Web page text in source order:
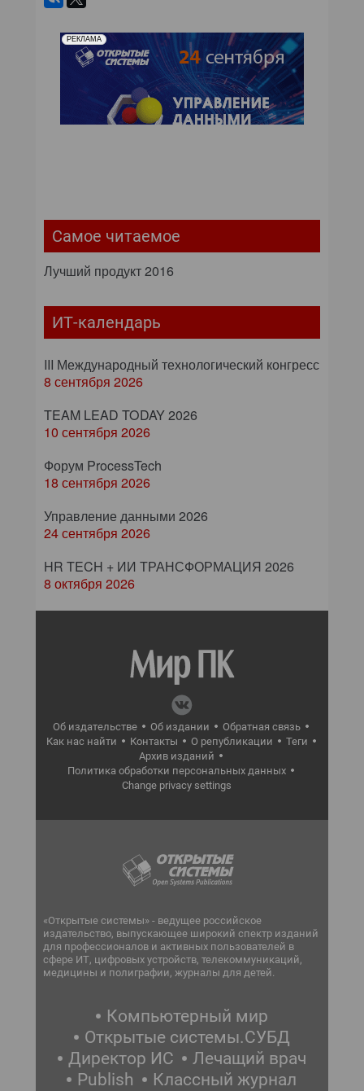
РЕКЛАМА
Самое читаемое
Лучший продукт 2016
ИТ-календарь
III Международный технологический конгресс
8 сентября 2026
TEAM LEAD TODAY 2026
10 сентября 2026
Форум ProcessTech
18 сентября 2026
Управление данными 2026
24 сентября 2026
HR TECH + ИИ ТРАНСФОРМАЦИЯ 2026
8 октября 2026
Об издательстве Об издании
Обратная связь
Как нас найти
Контакты О републикации
Теги
Архив изданий
Политика обработки персональных данных
Change privacy settings
«Открытые системы» - ведущее российское
издательство, выпускающее широкий спектр изданий
для профессионалов и активных пользователей в
сфере ИТ, цифровых устройств, телекоммуникаций,
медицины и полиграфии, журналы для детей.
Компьютерный мир
Открытые системы.СУБД
Директор ИС
Лечащий врач
Publish
Классный журнал